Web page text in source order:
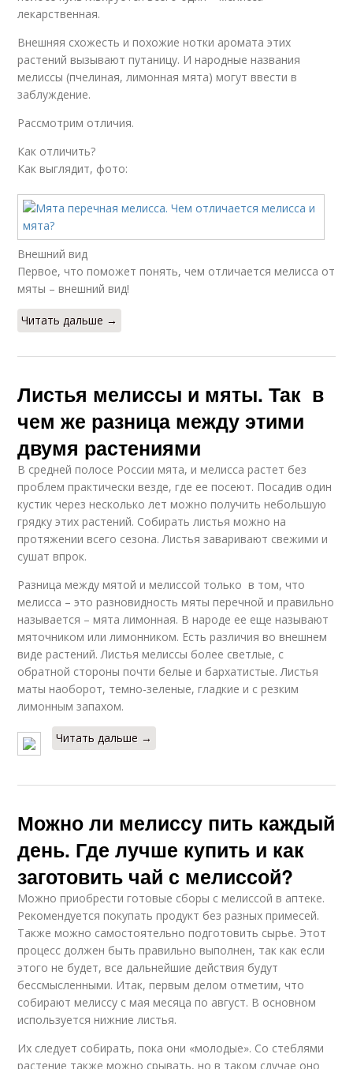
лекарственная.
Внешняя схожесть и похожие нотки аромата этих
растений вызывают путаницу. И народные названия
мелиссы (пчелиная, лимонная мята) могут ввести в
заблуждение.
Рассмотрим отличия.
Как отличить?
Как выглядит, фото:
Внешний вид
Первое, что поможет понять, чем отличается мелисса от
мяты – внешний вид!
Читать дальше →
Листья мелиссы и мяты. Так в
чем же разница между этими
двумя растениями
В средней полосе России мята, и мелисса растет без
проблем практически везде, где ее посеют. Посадив один
кустик через несколько лет можно получить небольшую
грядку этих растений. Собирать листья можно на
протяжении всего сезона. Листья заваривают свежими и
сушат впрок.
Разница между мятой и мелиссой только в том, что
мелисса – это разновидность мяты перечной и правильно
называется – мята лимонная. В народе ее еще называют
мяточником или лимонником. Есть различия во внешнем
виде растений. Листья мелиссы более светлые, с
обратной стороны почти белые и бархатистые. Листья
маты наоборот, темно-зеленые, гладкие и с резким
лимонным запахом.
Читать дальше →
Можно ли мелиссу пить каждый
день. Где лучше купить и как
заготовить чай с мелиссой?
Можно приобрести готовые сборы с мелиссой в аптеке.
Рекомендуется покупать продукт без разных примесей.
Также можно самостоятельно подготовить сырье. Этот
процесс должен быть правильно выполнен, так как если
этого не будет, все дальнейшие действия будут
бессмысленными. Итак, первым делом отметим, что
собирают мелиссу с мая месяца по август. В основном
используется нижние листья.
Их следует собирать, пока они «молодые». Со стеблями
растение также можно срывать, но в таком случае оно